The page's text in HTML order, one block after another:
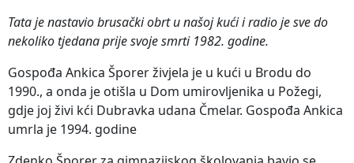
Tata je nastavio brusački obrt u našoj kući i radio je sve do
nekoliko tjedana prije svoje smrti 1982. godine.
Gospođa Ankica Šporer živjela je u kući u Brodu do
1990., a onda je otišla u Dom umirovljenika u Požegi,
gdje joj živi kći Dubravka udana Čmelar. Gospođa Ankica
umrla je 1994. godine